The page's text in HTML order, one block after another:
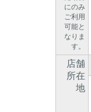
にのみ
ご利用
可能と
なりま
す。
店舗
所在
地